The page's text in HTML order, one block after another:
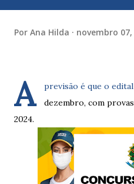
Por Ana Hilda novembro 07,
A
previsão é que o
dezembro, com
2024.